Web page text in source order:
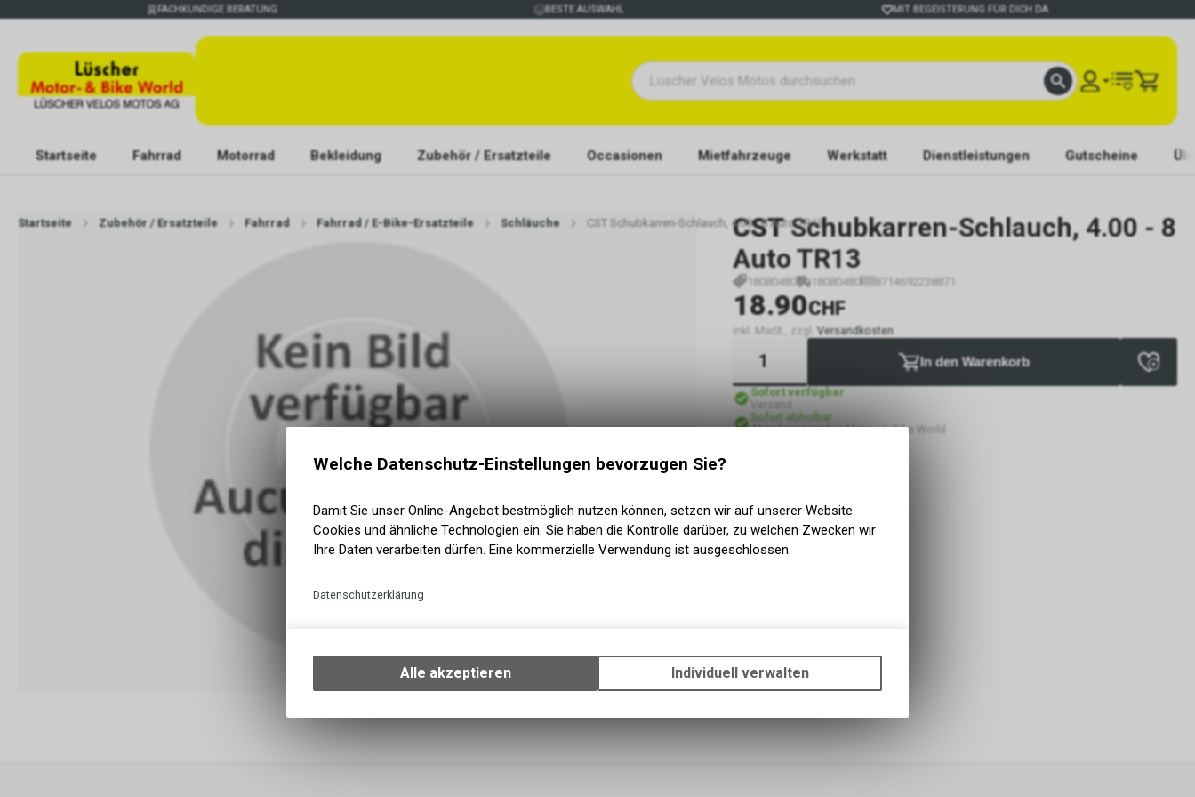
FACHKUNDIGE BERATUNG BESTE AUSWAHL MIT BEGEISTERUNG FÜR DICH DA
Startseite Fahrrad Motorrad Bekleidung Zubehör / Ersatzteile Occasionen Mietfahrzeuge Werkstatt Dienstleistungen Gutscheine
Startseite Zubehör / Ersatzteile Fahrrad Fahrrad / E-Bike-Ersatzteile Schläuche CST Schubkarren-Schlauch, 4.00 - 8 Auto TR13
CST Schubkarren-Schlauch, 4.00 - 8
Auto TR13
18080480 18080480 8714692238871
18.90CHF
inkl. MwSt., zzgl. Versandkosten
In den Warenkorb
Sofort verfügbar
Versand
Sofort abholbar
Abholung Lüscher Motor- & Bike World
Welche Datenschutz-Einstellungen bevorzugen Sie?
Damit Sie unser Online-Angebot bestmöglich nutzen können, setzen wir auf unserer Website
Cookies und ähnliche Technologien ein. Sie haben die Kontrolle darüber, zu welchen Zwecken wir
Ihre Daten verarbeiten dürfen. Eine kommerzielle Verwendung ist ausgeschlossen.
Datenschutzerklärung
Ihrem Gerät, um die grundlegenden Funktionen unseres Online-Angebots, wie die
Verwendung des Warenkorbs, zu ermöglichen. Bitte beachten Sie, dass die
zulassen.
Alle akzeptieren Individuell verwalten